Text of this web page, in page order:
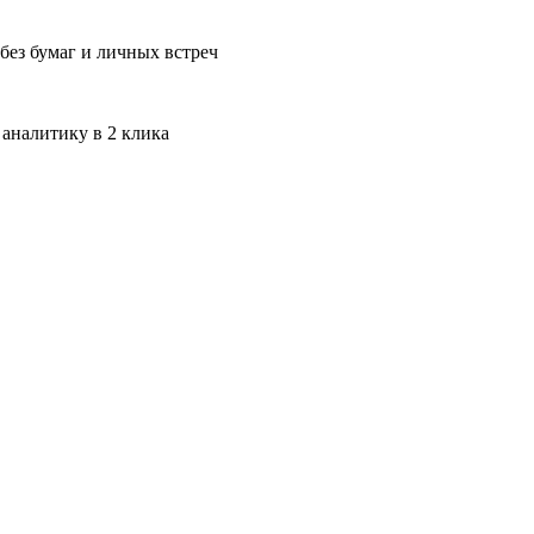
бумаг и личных встреч
в 2 клика